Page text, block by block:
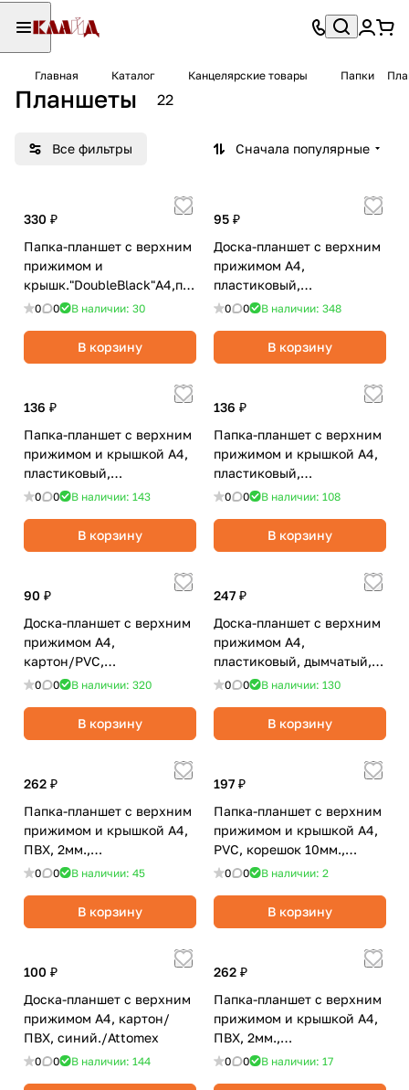
Главная Каталог Канцелярские товары Папки
Планшеты 22
Все фильтры Сначала популярные
330 ₽
Папка-планшет с верхним
прижимом и
крышк."DoubleBlack"А4,пластик,1300мкм,
черная с
0 0 В наличии: 30
В корзину
95 ₽
Доска-планшет с верхним
прижимом А4,
пластиковый,
черный/Workmate
0 0 В наличии: 348
В корзину
136 ₽
Папка-планшет с верхним
прижимом и крышкой А4,
пластиковый,
черный/Workmate
0 0 В наличии: 143
В корзину
136 ₽
Папка-планшет с верхним
прижимом и крышкой А4,
пластиковый,
синий/Workmate
0 0 В наличии: 108
В корзину
90 ₽
Доска-планшет с верхним
прижимом А4,
картон/PVC,
черный/Workmate
0 0 В наличии: 320
В корзину
247 ₽
Доска-планшет с верхним
прижимом А4,
пластиковый, дымчатый,
голубой/deVENTE
0 0 В наличии: 130
В корзину
262 ₽
Папка-планшет с верхним
прижимом и крышкой А4,
ПВХ, 2мм.,
синяя/deVENTE
0 0 В наличии: 45
В корзину
197 ₽
Папка-планшет с верхним
прижимом и крышкой А4,
PVC, корешок 10мм.,
синяя/Lamark
0 0 В наличии: 2
В корзину
100 ₽
Доска-планшет с верхним
прижимом А4, картон/
ПВХ, синий./Attomex
0 0 В наличии: 144
262 ₽
Папка-планшет с верхним
прижимом и крышкой А4,
ПВХ, 2мм.,
черная/deVENTE
0 0 В наличии: 17